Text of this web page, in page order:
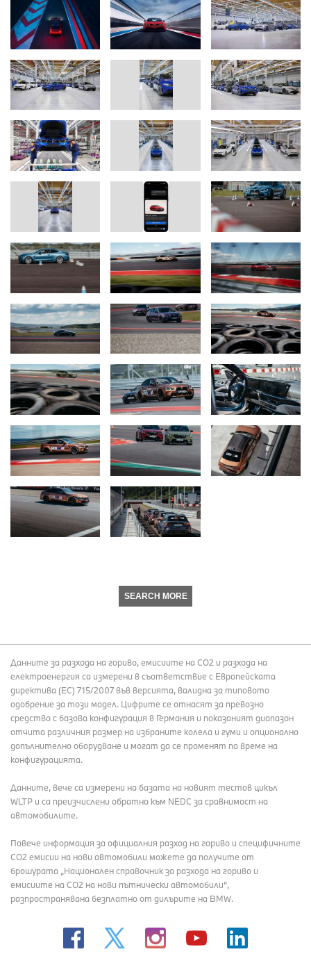
SEARCH MORE
Данните за разхода на гориво, емисиите на СО2 и разхода на
електроенергия са измерени в съответствие с Европейската
директива (EC) 715/2007 във версията, валидна за типовото
одобрение за този модел. Цифрите се отнасят за превозно
средство с базова конфигурация в Германия и показаният диапазон
отчита различния размер на избраните колела и гуми и опционално
допълнително оборудване и могат да се променят по време на
конфигурацията.
Данните, вече са измерени на базата на новият тестов цикъл
WLTP и са преизчислени обратно към NEDC за сравнимост на
автомобилите.
Повече информация за официалния разход на гориво и специфичните
СО2 емисии на нови автомобили можете да получите от
брошурата „Национален справочник за разхода на гориво и
емисиите на CO2 на нови пътнически автомобили“,
разпространявана безплатно от дилърите на BMW.